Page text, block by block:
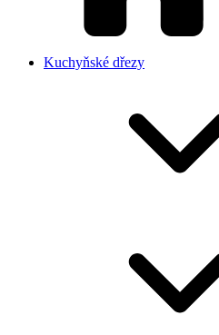
Kuchyňské dřezy